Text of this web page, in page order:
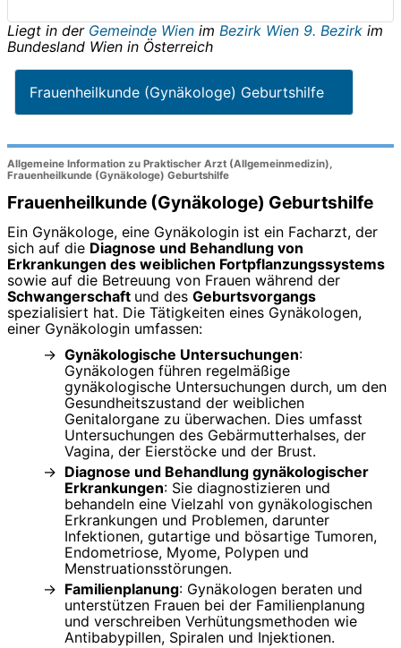
Liegt in der Gemeinde Wien im Bezirk Wien 9. Bezirk im
Bundesland Wien in Österreich
Frauenheilkunde (Gynäkologe) Geburtshilfe
Allgemeine Information zu Praktischer Arzt (Allgemeinmedizin),
Frauenheilkunde (Gynäkologe) Geburtshilfe
Frauenheilkunde (Gynäkologe) Geburtshilfe
Ein Gynäkologe, eine Gynäkologin ist ein Facharzt, der
sich auf die Diagnose und Behandlung von
Erkrankungen des weiblichen Fortpflanzungssystems
sowie auf die Betreuung von Frauen während der
Schwangerschaft und des Geburtsvorgangs
spezialisiert hat. Die Tätigkeiten eines Gynäkologen,
einer Gynäkologin umfassen:
Gynäkologische Untersuchungen:
Gynäkologen führen regelmäßige
gynäkologische Untersuchungen durch, um den
Gesundheitszustand der weiblichen
Genitalorgane zu überwachen. Dies umfasst
Untersuchungen des Gebärmutterhalses, der
Vagina, der Eierstöcke und der Brust.
Diagnose und Behandlung gynäkologischer
Erkrankungen: Sie diagnostizieren und
behandeln eine Vielzahl von gynäkologischen
Erkrankungen und Problemen, darunter
Infektionen, gutartige und bösartige Tumoren,
Endometriose, Myome, Polypen und
Menstruationsstörungen.
Familienplanung: Gynäkologen beraten und
unterstützen Frauen bei der Familienplanung
und verschreiben Verhütungsmethoden wie
Antibabypillen, Spiralen und Injektionen.